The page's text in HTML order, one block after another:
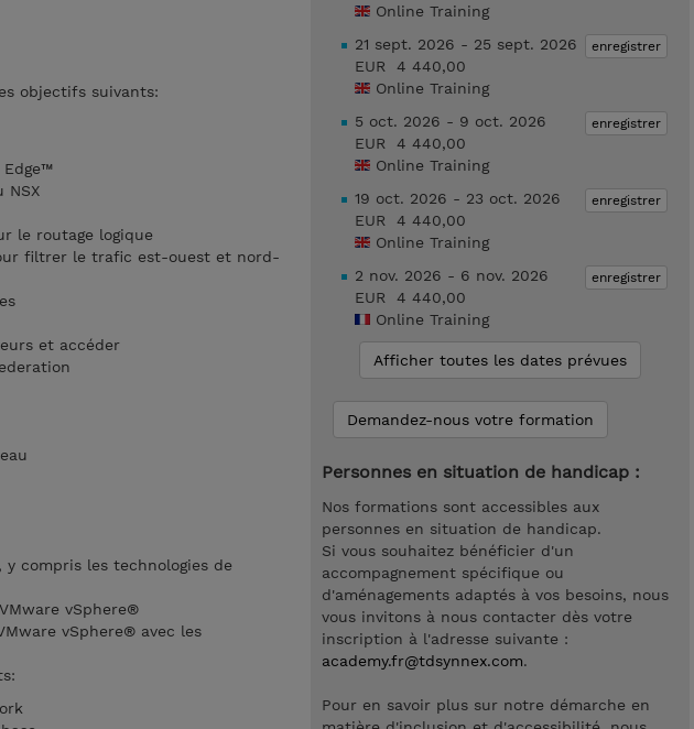
objectifs suivants:
NSX
le routage logique
filtrer le trafic est-ouest et nord-
et accéder
compris les technologies de
vSphere®
vSphere® avec les
Online Training
enregistrer
21 sept. 2026 - 25 sept. 2026
EUR 4 440,00
Online Training
enregistrer
5 oct. 2026 - 9 oct. 2026
EUR 4 440,00
Online Training
enregistrer
19 oct. 2026 - 23 oct. 2026
EUR 4 440,00
Online Training
enregistrer
2 nov. 2026 - 6 nov. 2026
EUR 4 440,00
Online Training
Afficher toutes les dates prévues
Demandez-nous votre formation
Personnes en situation de handicap :
Nos formations sont accessibles aux
personnes en situation de handicap.
Si vous souhaitez bénéficier d'un
accompagnement spécifique ou
d'aménagements adaptés à vos besoins, nous
vous invitons à nous contacter dès votre
inscription à l'adresse suivante :
academy.fr@tdsynnex.com.
Pour en savoir plus sur notre démarche en